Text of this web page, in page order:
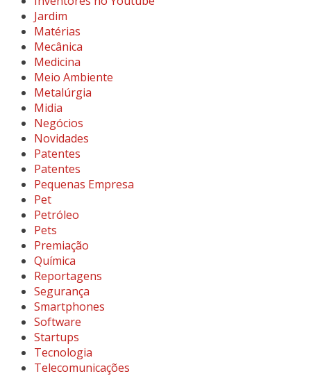
Jardim
Matérias
Mecânica
Medicina
Meio Ambiente
Metalúrgia
Midia
Negócios
Novidades
Patentes
Patentes
Pequenas Empresa
Pet
Petróleo
Pets
Premiação
Química
Reportagens
Segurança
Smartphones
Software
Startups
Tecnologia
Telecomunicações